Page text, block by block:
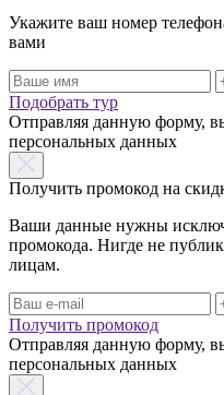
Укажите ваш номер
вами
Подобрать тур
Отправляя данную форму,
персональных данных
Получить промокод на
Ваши данные нужны
промокода. Нигде не
лицам.
Получить промокод
Отправляя данную форму,
персональных данных